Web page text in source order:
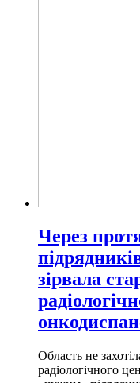
Через
зірвала
Область не
радіологічного